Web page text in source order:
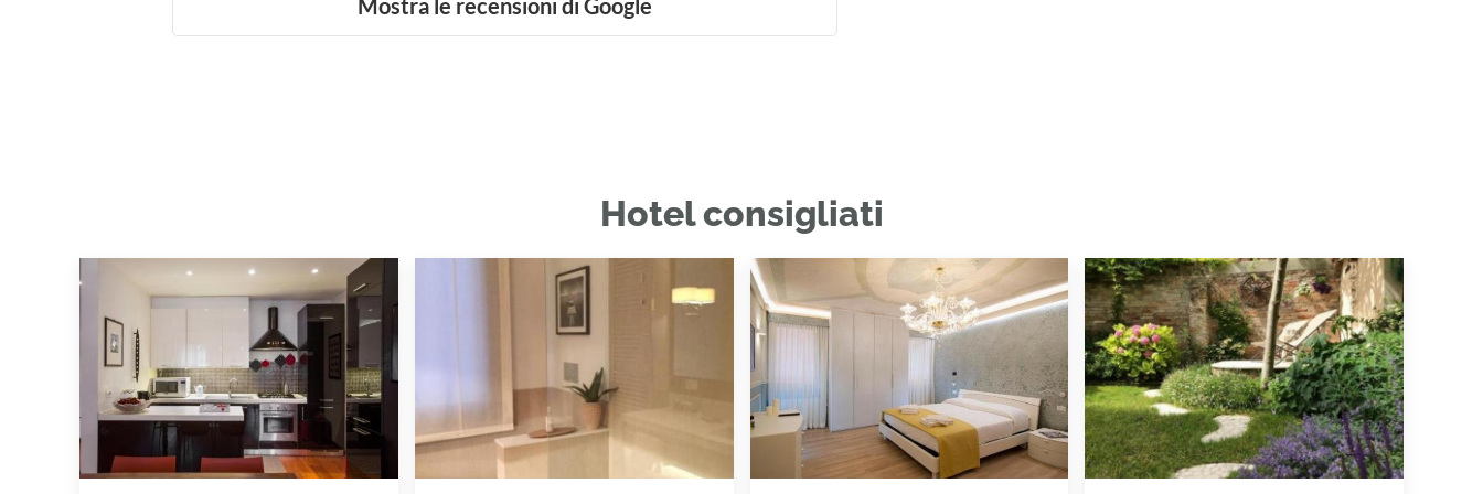
Mostra le recensioni di Google
Hotel consigliati